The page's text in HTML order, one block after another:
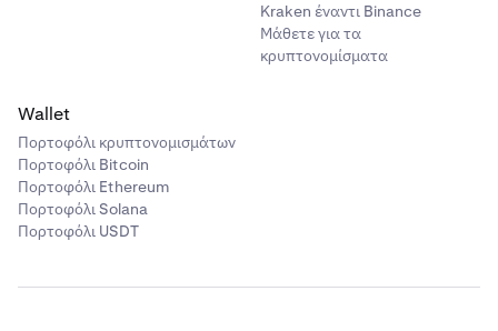
Kraken έναντι Binance
Μάθετε για τα
κρυπτονομίσματα
Wallet
Πορτοφόλι κρυπτονομισμάτων
Πορτοφόλι Bitcoin
Πορτοφόλι Ethereum
Πορτοφόλι Solana
Πορτοφόλι USDT